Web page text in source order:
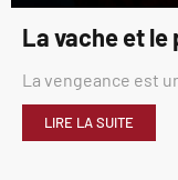
La vache et
La vengeance est
LIRE LA SUITE